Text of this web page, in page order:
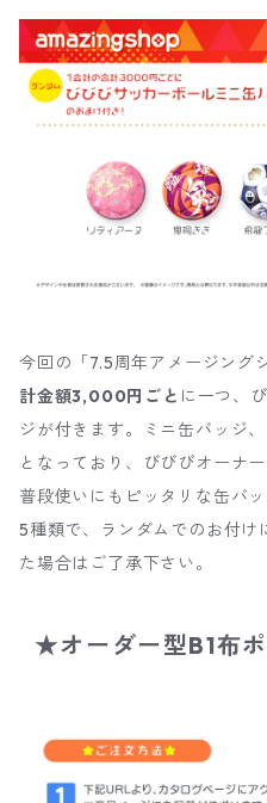
今回の「7.5周年アメージング
計金額3,000円ごと に一つ、
ジが付きます。ミニ缶バッジ
となっており、びびびオーナ
普段使いにもピッタリな缶バ
5種類で、ランダムでのお付け
た場合はご了承下さい。
★オーダー型B1布